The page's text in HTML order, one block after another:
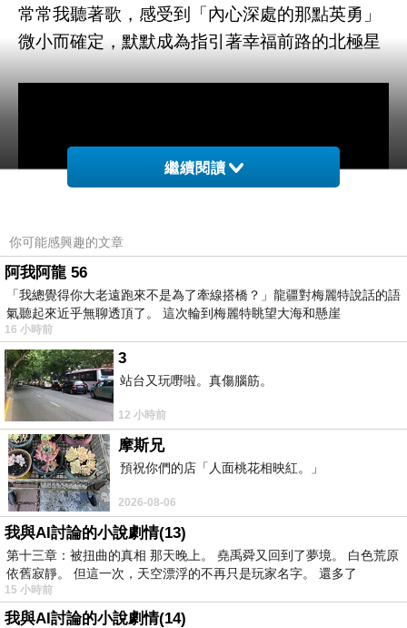
常常我聽著歌，感受到「內心深處的那點英勇」
微小而確定，默默成為指引著幸福前路的北極星
跌下來再上去
就像是不倒翁
明明已是撲空
再盡全力補中
沿途紅燈再紅
無人可擋我路
望著是萬馬千軍都直衝
我沒有溫柔 唯獨有這點英勇
繼續閱讀
你可能感興趣的文章
阿我阿龍 56
「我總覺得你大老遠跑來不是為了牽線搭橋？」龍疆對梅麗特說話的語
氣聽起來近乎無聊透頂了。 這次輪到梅麗特眺望大海和懸崖
16 小時前
3
站台又玩嘢啦。真傷腦筋。
12 小時前
摩斯兄
預祝你們的店「人面桃花相映紅。」
2026-08-06
我與AI討論的小說劇情(13)
第十三章：被扭曲的真相 那天晚上。 堯禹舜又回到了夢境。 白色荒原
依舊寂靜。 但這一次，天空漂浮的不再只是玩家名字。 還多了
15 小時前
我與AI討論的小說劇情(14)